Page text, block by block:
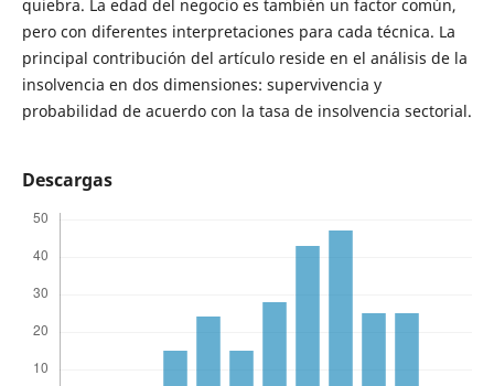
quiebra. La edad del negocio es también un factor común,
pero con diferentes interpretaciones para cada técnica. La
principal contribución del artículo reside en el análisis de la
insolvencia en dos dimensiones: supervivencia y
probabilidad de acuerdo con la tasa de insolvencia sectorial.
Descargas